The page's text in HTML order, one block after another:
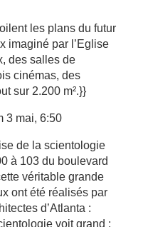
les plans du futur
imaginé par l’Eglise
des salles de
cinémas, des
sur 2.200 m².}}
3 mai, 6:50
de la scientologie
à 103 du boulevard
véritable grande
ont été réalisés par
d’Atlanta :
voit grand :